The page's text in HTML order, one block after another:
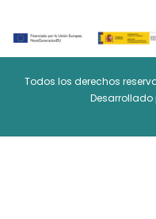
Todos los derechos
Desarrollado